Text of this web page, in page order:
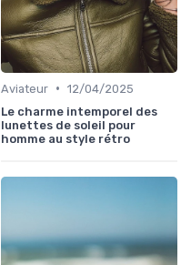
Aviateur • 12/04/2025
Le charme intemporel des
lunettes de soleil pour
homme au style rétro